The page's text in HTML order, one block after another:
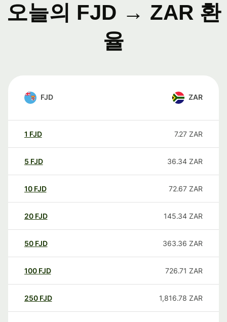
오늘의 FJD → ZAR 환
율
FJD ZAR
1 FJD 7.27 ZAR
5 FJD 36.34 ZAR
10 FJD 72.67 ZAR
20 FJD 145.34 ZAR
50 FJD 363.36 ZAR
100 FJD 726.71 ZAR
250 FJD 1,816.78 ZAR